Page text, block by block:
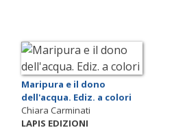
Maripura e il dono
dell'acqua. Ediz. a colori
Chiara Carminati
LAPIS EDIZIONI